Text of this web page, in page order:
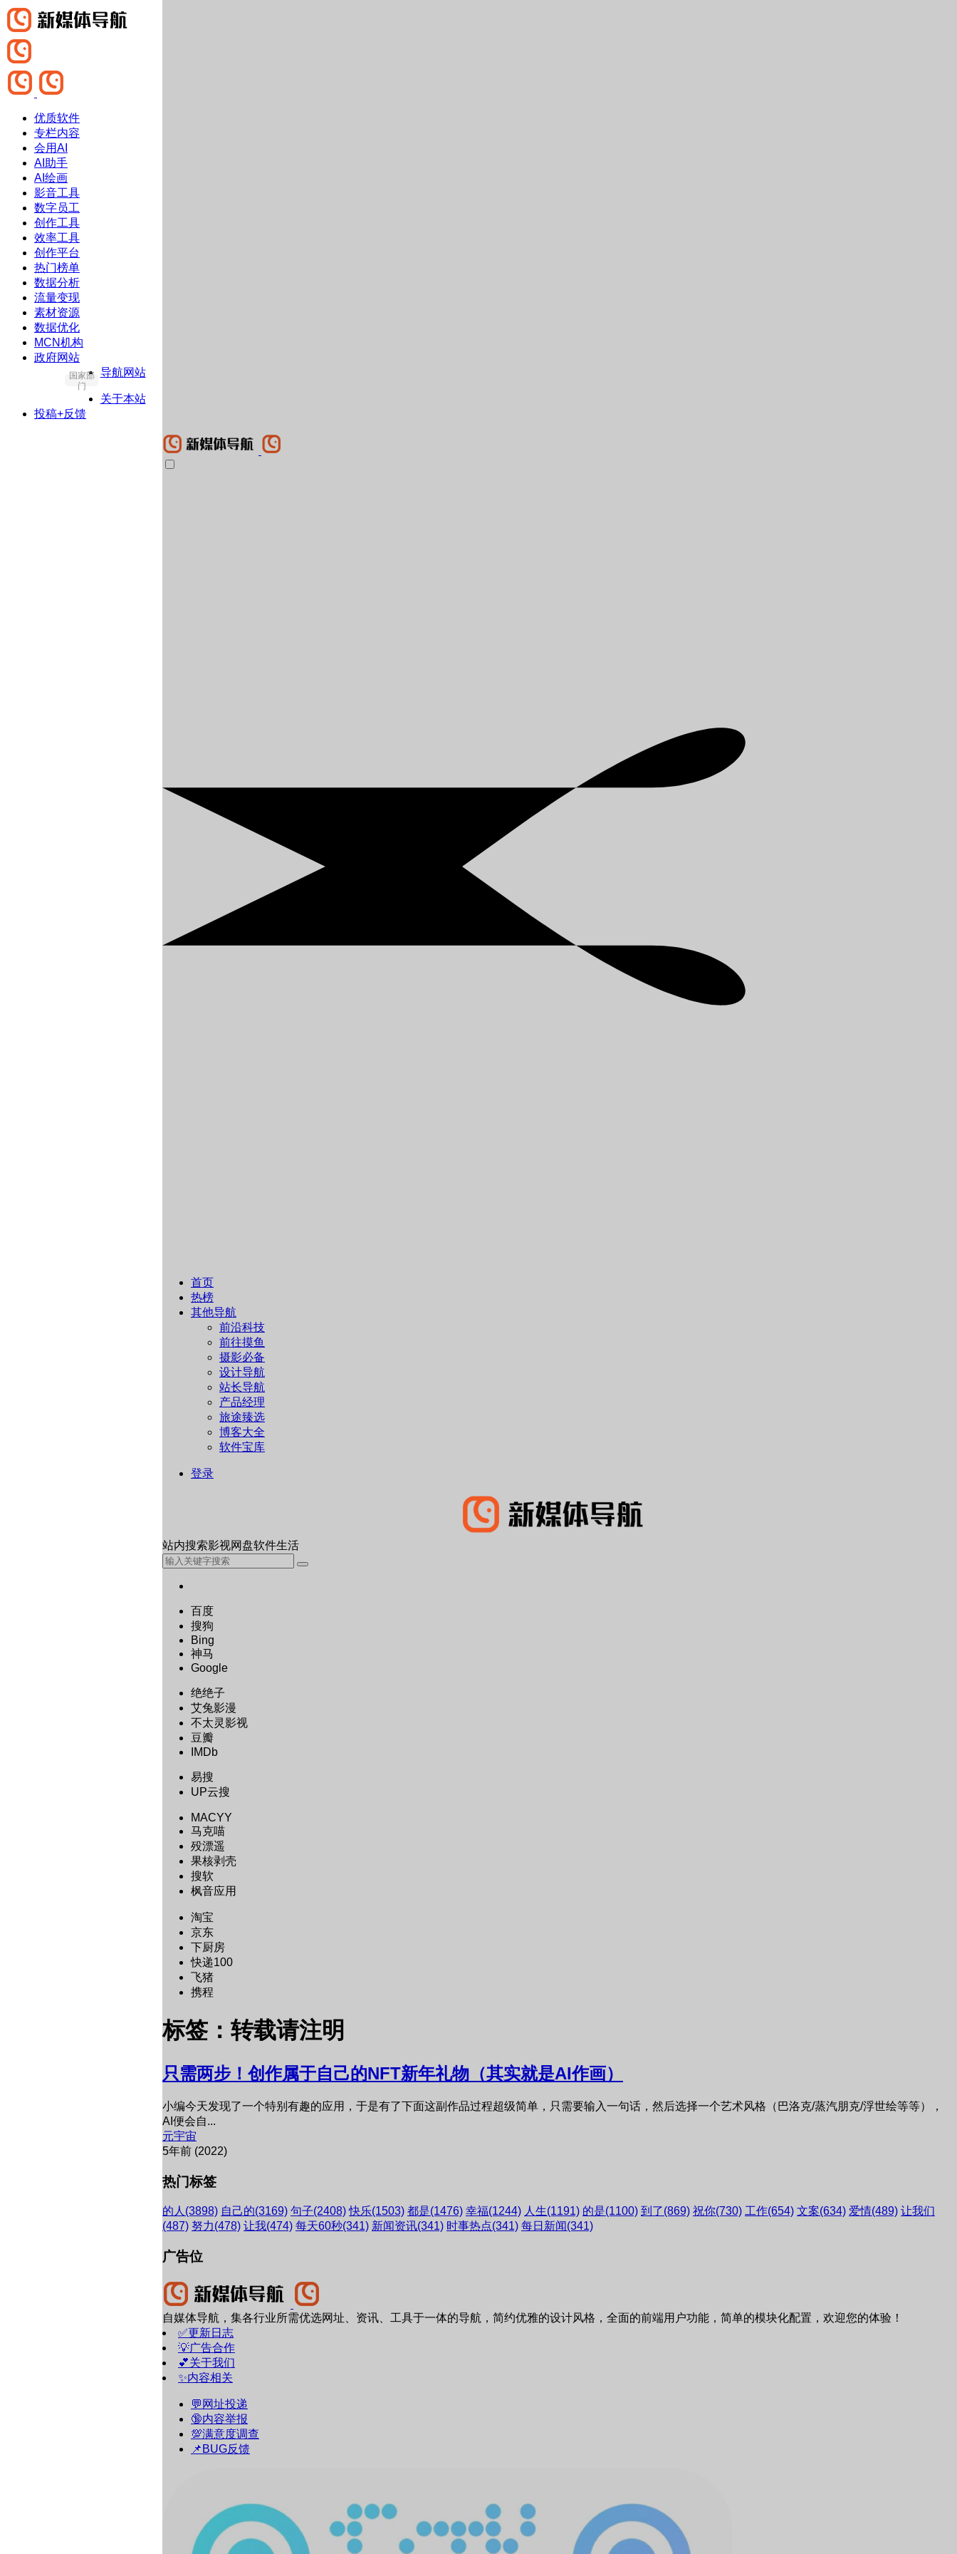
优质软件
专栏内容
会用AI
AI助手
AI绘画
影音工具
数字员工
创作工具
效率工具
创作平台
热门榜单
数据分析
流量变现
素材资源
数据优化
MCN机构
政府网站
国家部
门
导航网站
关于本站
投稿+反馈
首页
热榜
其他导航
前沿科技
前往摸鱼
摄影必备
设计导航
站长导航
产品经理
旅途臻选
博客大全
软件宝库
登录
站内搜索影视网盘软件生活
百度
搜狗
Bing
神马
Google
绝绝子
艾兔影漫
不太灵影视
豆瓣
IMDb
易搜
UP云搜
MACYY
马克喵
殁漂遥
果核剥壳
搜软
枫音应用
淘宝
京东
下厨房
快递100
飞猪
携程
标签：转载请注明
只需两步！创作属于自己的NFT新年礼物（其实就是AI作画）
小编今天发现了一个特别有趣的应用，于是有了下面这副作品过程超级简单，只需要输入一句话，然后选择一个艺术风格（巴洛克/蒸汽朋克/浮世绘等等），
AI便会自...
元宇宙
5年前 (2022)
热门标签
的人 (3898) 自己的(3169) 句子(2408) 快乐(1503) 都是(1476) 幸福(1244) 人生(1191) 的是(1100) 到了(869) 祝你(730) 工作(654) 文案(634) 爱情(489) 让我们
(487) 努力(478) 让我(474) 每天60秒(341) 新闻资讯(341) 时事热点(341) 每日新闻(341)
广告位
自媒体导航，集各行业所需优选网址、资讯、工具于一体的导航，简约优雅的设计风格，全面的前端用户功能，简单的模块化配置，欢迎您的体验！
✅更新日志
💡广告合作
💕关于我们
✨内容相关
💬网址投递
🔞内容举报
💯满意度调查
📌BUG反馈